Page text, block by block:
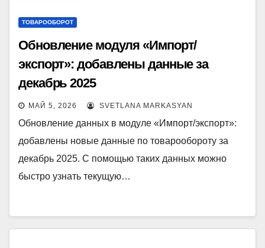
ТОВАРООБОРОТ
Обновление модуля «Импорт/
экспорт»: добавлены данные за
декабрь 2025
МАЙ 5, 2026 SVETLANA MARKASYAN
Обновление данных в модуле «Импорт/экспорт»:
добавлены новые данные по товарообороту за
декабрь 2025. С помощью таких данных можно
быстро узнать текущую…